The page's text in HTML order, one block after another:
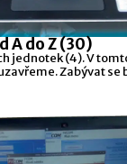
A do Z (30)
jednotek (4). V
Zabývat se